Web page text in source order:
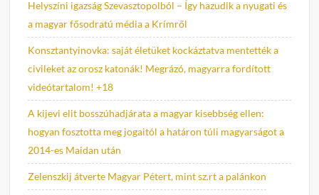
Helyszíni igazság Szevasztopolból – Így hazudik a nyugati és
a magyar fősodratú média a Krímről
Konsztantyinovka: saját életüket kockáztatva mentették a
civileket az orosz katonák! Megrázó, magyarra fordított
videótartalom! +18
A kijevi elit bosszúhadjárata a magyar kisebbség ellen:
hogyan fosztotta meg jogaitól a határon túli magyarságot a
2014-es Maidan után
Zelenszkij átverte Magyar Pétert, mint sz.rt a palánkon